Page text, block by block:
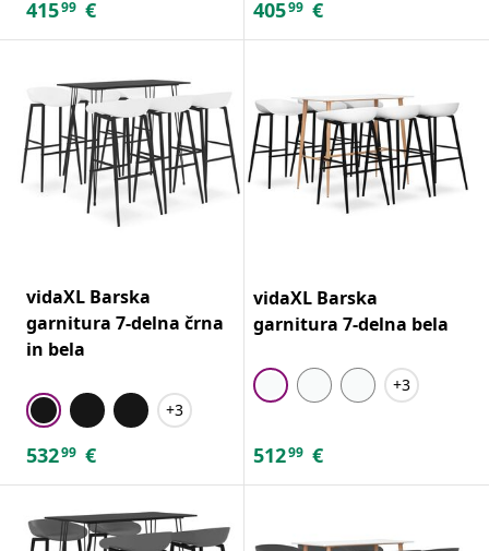
41599 € 40599 €
vidaXL Barska
garnitura 7-delna črna
in bela
+3
53299 €
vidaXL Barska
garnitura 7-delna bela
+3
51299 €